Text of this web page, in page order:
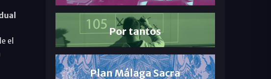
el
Por tantos
Plan Málaga Sacra